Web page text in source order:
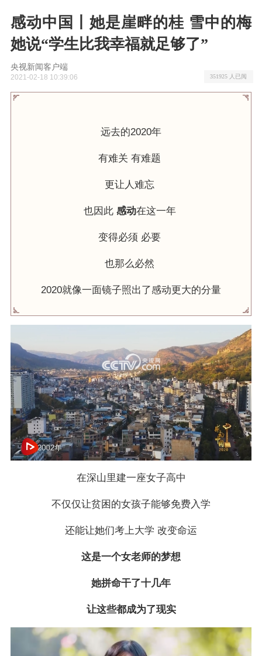
感动中国丨她是崖畔的桂 雪中的梅
她说“学生比我幸福就足够了”
央视新闻客户端
2021-02-18 10:39:06 351925 人已阅
远去的2020年
有难关 有难题
更让人难忘
也因此 感动在这一年
变得必须 必要
也那么必然
2020就像一面镜子照出了感动更大的分量
网络开小差了，请稍后再试
在深山里建一座女子高中
不仅仅让贫困的女孩子能够免费入学
还能让她们考上大学 改变命运
这是一个女老师的梦想
她拼命干了十几年
让这些都成为了现实